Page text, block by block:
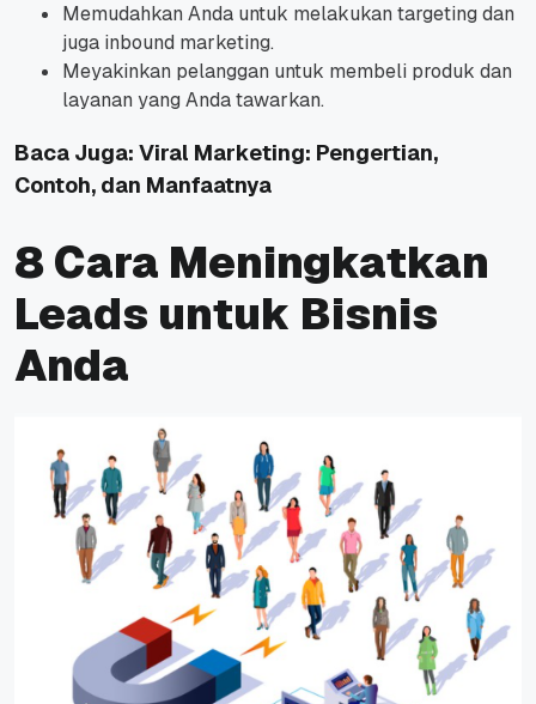
Memudahkan Anda untuk melakukan targeting dan
juga inbound marketing.
Meyakinkan pelanggan untuk membeli produk dan
layanan yang Anda tawarkan.
Baca Juga: Viral Marketing: Pengertian,
Contoh, dan Manfaatnya
8 Cara Meningkatkan
Leads untuk Bisnis
Anda